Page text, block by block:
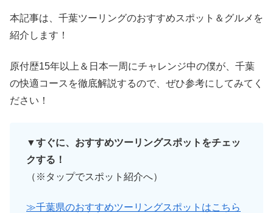
本記事は、千葉ツーリングのおすすめスポット＆グルメを
紹介します！
原付歴15年以上＆日本一周にチャレンジ中の僕が、千葉
の快適コースを徹底解説するので、ぜひ参考にしてみてく
ださい！
▼すぐに、おすすめツーリングスポットをチェッ
クする！
（※タップでスポット紹介へ）
≫千葉県のおすすめツーリングスポットはこちら